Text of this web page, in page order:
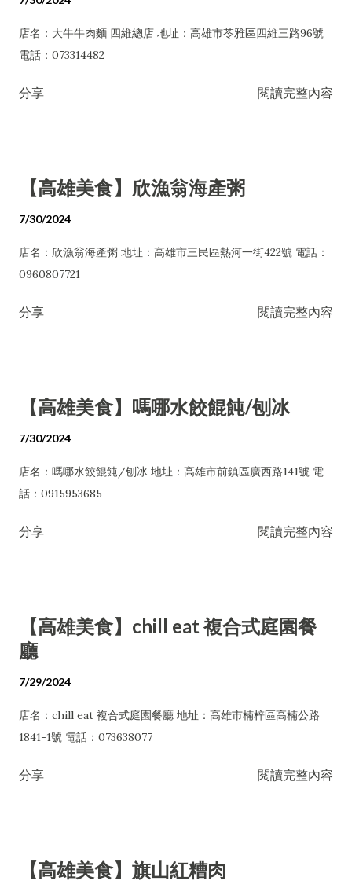
店名：大牛牛肉麵 四維總店 地址：高雄市苓雅區四維三路96號
電話：073314482
分享 閱讀完整內容
【高雄美食】欣漁翁海產粥
7/30/2024
店名：欣漁翁海產粥 地址：高雄市三民區熱河一街422號 電話：
0960807721
分享 閱讀完整內容
【高雄美食】嗎哪水餃餛飩/刨冰
7/30/2024
店名：嗎哪水餃餛飩/刨冰 地址：高雄市前鎮區廣西路141號 電
話：0915953685
分享 閱讀完整內容
【高雄美食】chill eat 複合式庭園餐
廳
7/29/2024
店名：chill eat 複合式庭園餐廳 地址：高雄市楠梓區高楠公路
1841-1號 電話：073638077
分享 閱讀完整內容
【高雄美食】旗山紅糟肉